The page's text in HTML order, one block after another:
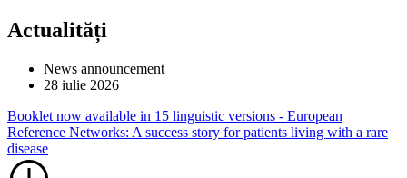
Actualități
News announcement
28 iulie 2026
Booklet now available in 15 linguistic versions - European
Reference Networks: A success story for patients living with a rare
disease